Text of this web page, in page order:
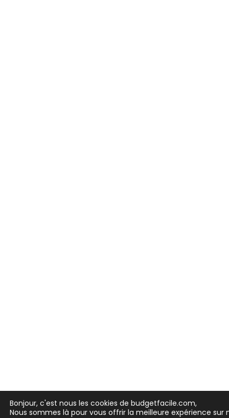
Bonjour, c'est nous les cookies de budgetfacile.com,
Nous sommes là pour vous offrir la meilleure expérience sur